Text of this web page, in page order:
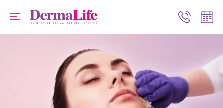
Contactonline